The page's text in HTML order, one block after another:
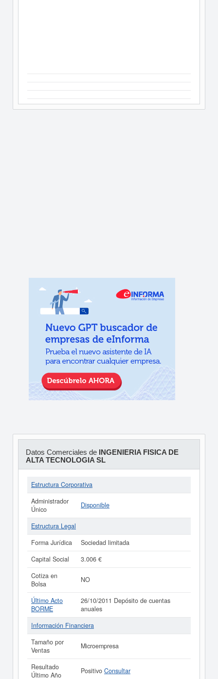
Datos Comerciales de INGENIERIA FISICA DE
ALTA TECNOLOGIA SL
Estructura Corporativa
Administrador
Único
Disponible
Estructura Legal
Forma Jurídica
Sociedad limitada
Capital Social
3.006 €
Cotiza en
Bolsa
NO
Último Acto
BORME
26/10/2011 Depósito de cuentas
anuales
Información Financiera
Tamaño por
Ventas
Microempresa
Resultado
Último Año
Positivo Consultar